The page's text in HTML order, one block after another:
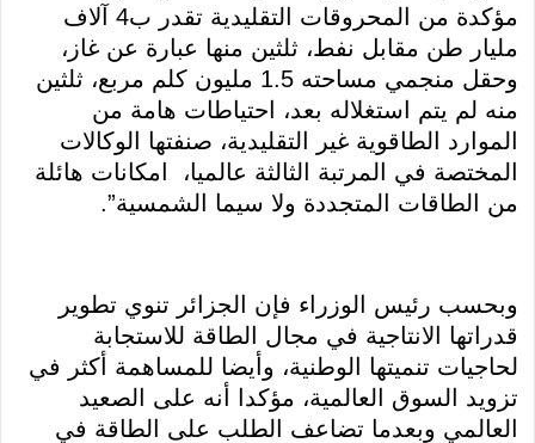
مؤكدة من المحروقات التقليدية تقدر ب4 آلاف
مليار طن مقابل نفط، ثلثين منها عبارة عن غاز،
وحقل منجمي مساحته 1.5 مليون كلم مربع، ثلثين
منه لم يتم استغلاله بعد، احتياطات هامة من
الموارد الطاقوية غير التقليدية، صنفتها الوكالات
المختصة في المرتبة الثالثة عالميا، امكانات هائلة
من الطاقات المتجددة ولا سيما الشمسية”.
وبحسب رئيس الوزراء فإن الجزائر تنوي تطوير
قدراتها الانتاجية في مجال الطاقة للاستجابة
لحاجيات تنميتها الوطنية، وأيضا للمساهمة أكثر في
تزويد السوق العالمية، مؤكدا أنه على الصعيد
العالمي وبعدما تضاعف الطلب على الطاقة في